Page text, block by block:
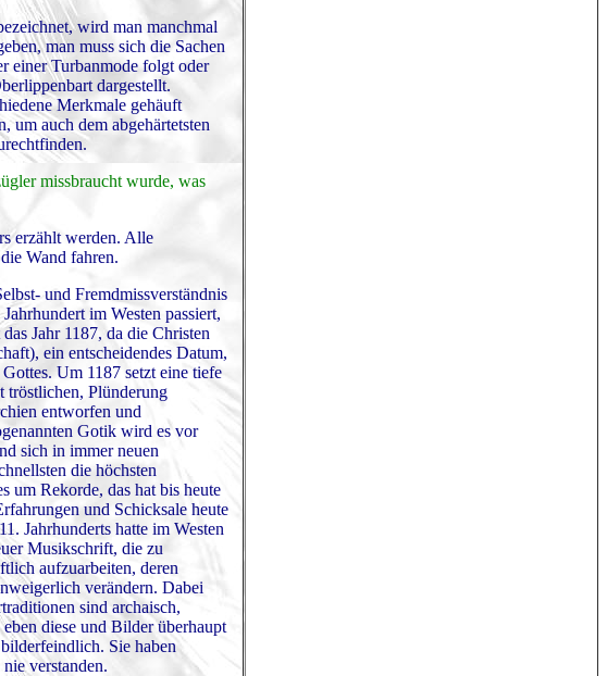
wird man manchmal
man muss sich die Sachen
einer Turbanmode folgt oder
dargestellt.
Merkmale gehäuft
um auch dem abgehärtetsten
missbraucht wurde, was
erzählt werden. Alle
Wand fahren.
und Fremdmissverständnis
im Westen passiert,
Jahr 1187, da die Christen
ein entscheidendes Datum,
Um 1187 setzt eine tiefe
tröstlichen, Plünderung
entworfen und
Gotik wird es vor
sich in immer neuen
die höchsten
um Rekorde, das hat bis heute
und Schicksale heute
Jahrhunderts hatte im Westen
Musikschrift, die zu
aufzuarbeiten, deren
verändern. Dabei
sind archaisch,
diese und Bilder überhaupt
Sie haben
verstanden.